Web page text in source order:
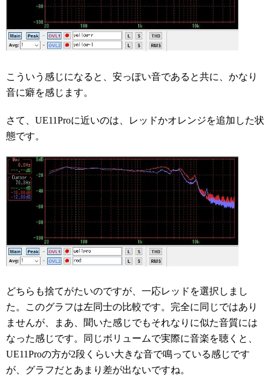
こういう感じになると、安っぽい音であると共に、かなり
音に癖を感じます。
さて、UE11Proに近いのは、レッドかオレンジを追加した状
態です。
どちらも捨てがたいのですが、一応レッドを選択しまし
た。このグラフは左同士の比較です。完全に同じではあり
ませんが、まあ、聞いた感じでもそれなりに似た音質には
なった感じです。同じボリュームで実際に音楽を聴くと、
UE11Proの方が2段くらい大きな音で鳴っている感じです
が、グラフだとあまり差が出ないですね。